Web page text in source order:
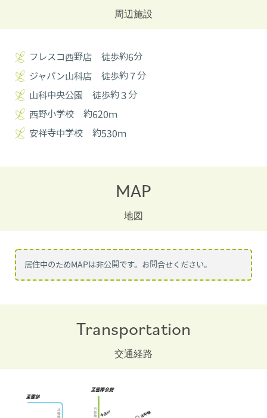
周辺施設
フレスコ西野店 徒歩約6分
ジャパン山科店 徒歩約７分
山科中央公園 徒歩約３分
西野小学校 約620ｍ
安祥寺中学校 約530ｍ
MAP
地図
居住中のためMAPは非公開です。お問合せください。
Transportation
交通経路